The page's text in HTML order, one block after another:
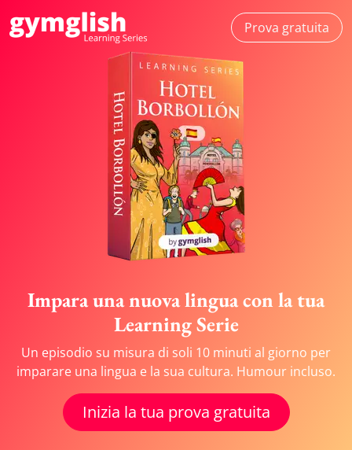
Prova gratuita
Impara una nuova lingua con la tua
Learning Serie
Un episodio su misura di soli 10 minuti al giorno per
imparare una lingua e la sua cultura. Humour incluso.
Inizia la tua prova gratuita